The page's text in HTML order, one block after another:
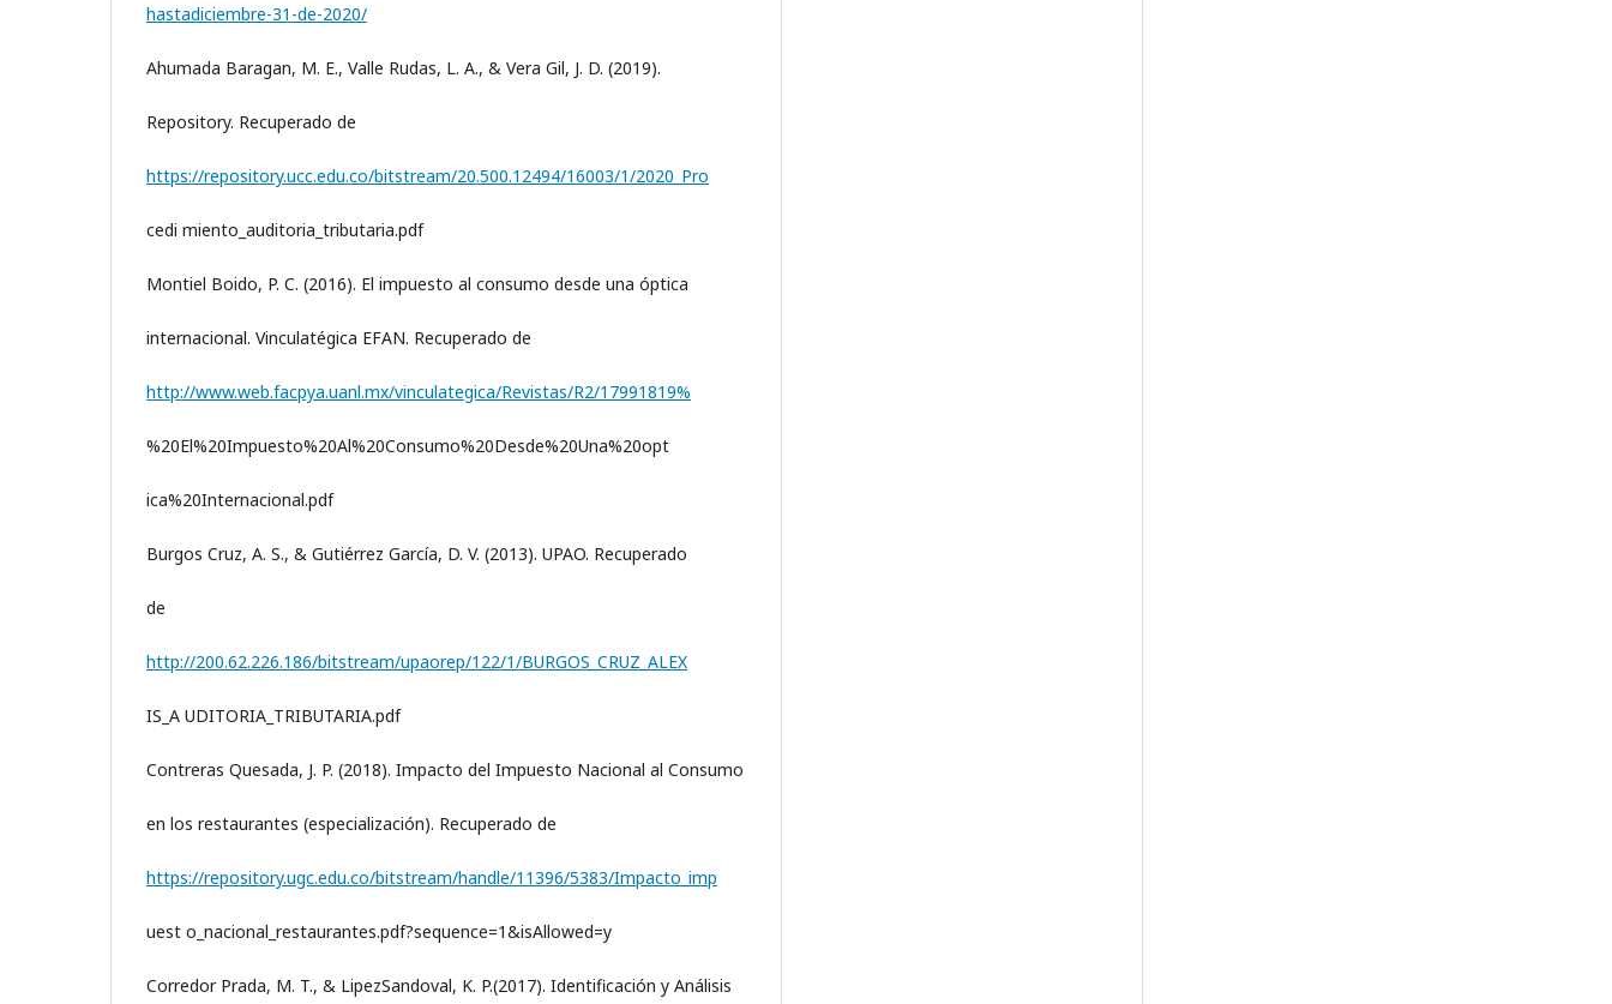
hastadiciembre-31-de-2020/
Ahumada Baragan, M. E., Valle Rudas, L. A., & Vera Gil, J. D. (2019).
Repository. Recuperado de
https://repository.ucc.edu.co/bitstream/20.500.12494/16003/1/2020_Pro
cedi miento_auditoria_tributaria.pdf
Montiel Boido, P. C. (2016). El impuesto al consumo desde una óptica
internacional. Vinculatégica EFAN. Recuperado de
http://www.web.facpya.uanl.mx/vinculategica/Revistas/R2/17991819%
%20El%20Impuesto%20Al%20Consumo%20Desde%20Una%20opt
ica%20Internacional.pdf
Burgos Cruz, A. S., & Gutiérrez García, D. V. (2013). UPAO. Recuperado
de
http://200.62.226.186/bitstream/upaorep/122/1/BURGOS_CRUZ_ALEX
IS_A UDITORIA_TRIBUTARIA.pdf
Contreras Quesada, J. P. (2018). Impacto del Impuesto Nacional al Consumo
en los restaurantes (especialización). Recuperado de
https://repository.ugc.edu.co/bitstream/handle/11396/5383/Impacto_imp
uest o_nacional_restaurantes.pdf?sequence=1&isAllowed=y
Corredor Prada, M. T., & LipezSandoval, K. P.(2017). Identificación y Análisis